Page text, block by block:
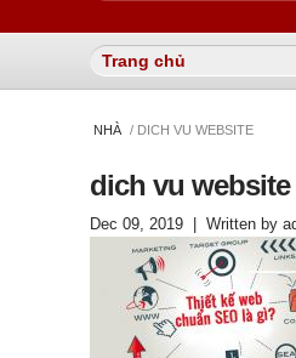
NHÀ / DICH VU WEBSITE
dich vu website
Dec 09, 2019 | Written by